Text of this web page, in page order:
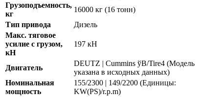
Грузоподъемность,
кг
16000 кг (16 тонн)
Тип привода
Дизель
Макс. тяговое
усилие с грузом,
кН
197 кН
Двигатель
DEUTZ | Cummins ўB/Tire4 (Модель
указана в исходных данных)
Номинальная
мощность
155/2300 | 149/2200 (Единицы:
KW(PS)/r.p.m)